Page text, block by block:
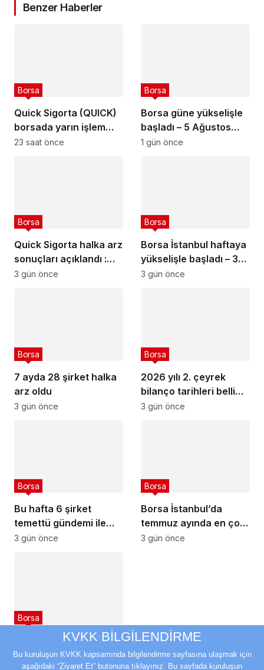
Benzer Haberler
Quick Sigorta (QUICK)
borsada yarın işlem
görmeye başlayacak
Borsa
23 saat önce
Borsa güne yükselişle
başladı – 5 Ağustos
2026
Borsa
1 gün önce
Quick Sigorta halka arz
sonuçları açıklandı :
Quick Sigorta (QUICK)
Borsa
3 gün önce
Borsa İstanbul haftaya
yükselişle başladı – 3
Ağustos 2026
Borsa
3 gün önce
7 ayda 28 şirket halka
arz oldu
Borsa
3 gün önce
2026 yılı 2. çeyrek
bilanço tarihleri belli
olan şirketler
Borsa
3 gün önce
Bu hafta 6 şirket
temettü gündemi ile
toplanacak
Borsa
3 gün önce
Borsa İstanbul’da
temmuz ayında en çok
değer kazanan ve
Borsa
3 gün önce
Bu hafta 9 hisse
üzerindeki yasaklar
Borsa
KVKK BİLGİLENDİRME
Bu kuruluşun KVKK kapsamında bilgilendirme sayfasına ulaşmak için
aşağıdaki “Ziyaret Et” butonuna tıklayınız. Bu sayfada kuruluşun